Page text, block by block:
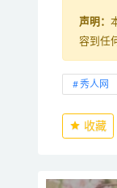
声明：
容到任
秀人网
收藏